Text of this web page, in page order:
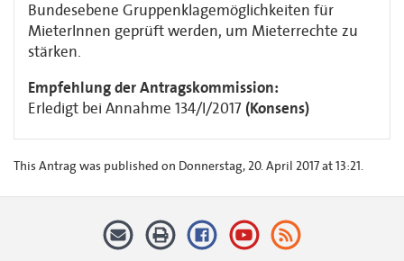
Bundesebene Gruppenklagemöglichkeiten für
MieterInnen geprüft werden, um Mieterrechte zu
stärken.
Empfehlung der Antragskommission:
Erledigt bei Annahme 134/I/2017 (Konsens)
This Antrag was published on Donnerstag, 20. April 2017 at 13:21.